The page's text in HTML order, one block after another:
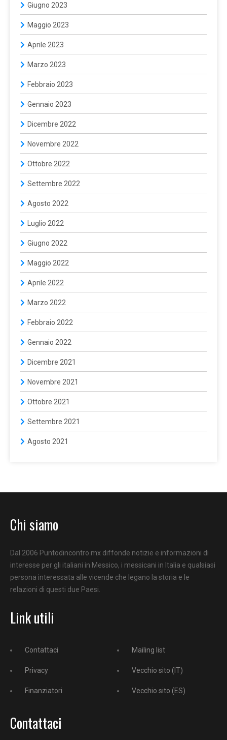
Giugno 2023
Maggio 2023
Aprile 2023
Marzo 2023
Febbraio 2023
Gennaio 2023
Dicembre 2022
Novembre 2022
Ottobre 2022
Settembre 2022
Agosto 2022
Luglio 2022
Giugno 2022
Maggio 2022
Aprile 2022
Marzo 2022
Febbraio 2022
Gennaio 2022
Dicembre 2021
Novembre 2021
Ottobre 2021
Settembre 2021
Agosto 2021
Chi siamo
Dal 2006 Puntodincontro.mx diffonde notizie e informazioni di
interesse per gli italiani in Messico, i messicani in Italia e qualsiasi
persona interessata alle vicende che legano la storia e le
relazioni di questi due Paesi.
Link utili
Contattaci
Privacy
Finanziatori
Mailing list
Vecchio sito (IT)
Vecchio sito (ES)
Contattaci